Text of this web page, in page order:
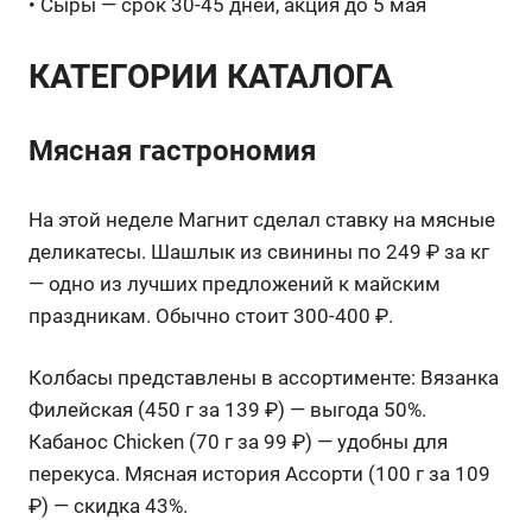
КАТЕГОРИИ КАТАЛОГА
Мясная гастрономия
На этой неделе Магнит сделал ставку на мясные
деликатесы. Шашлык из свинины по 249 ₽ за кг
— одно из лучших предложений к майским
праздникам. Обычно стоит 300-400 ₽.
Колбасы представлены в ассортименте: Вязанка
Филейская (450 г за 139 ₽) — выгода 50%.
Кабанос Chicken (70 г за 99 ₽) — удобны для
перекуса. Мясная история Ассорти (100 г за 109
₽) — скидка 43%.